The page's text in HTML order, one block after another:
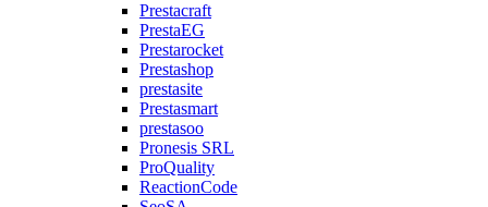
Prestacraft
PrestaEG
Prestarocket
Prestashop
prestasite
Prestasmart
prestasoo
Pronesis SRL
ProQuality
ReactionCode